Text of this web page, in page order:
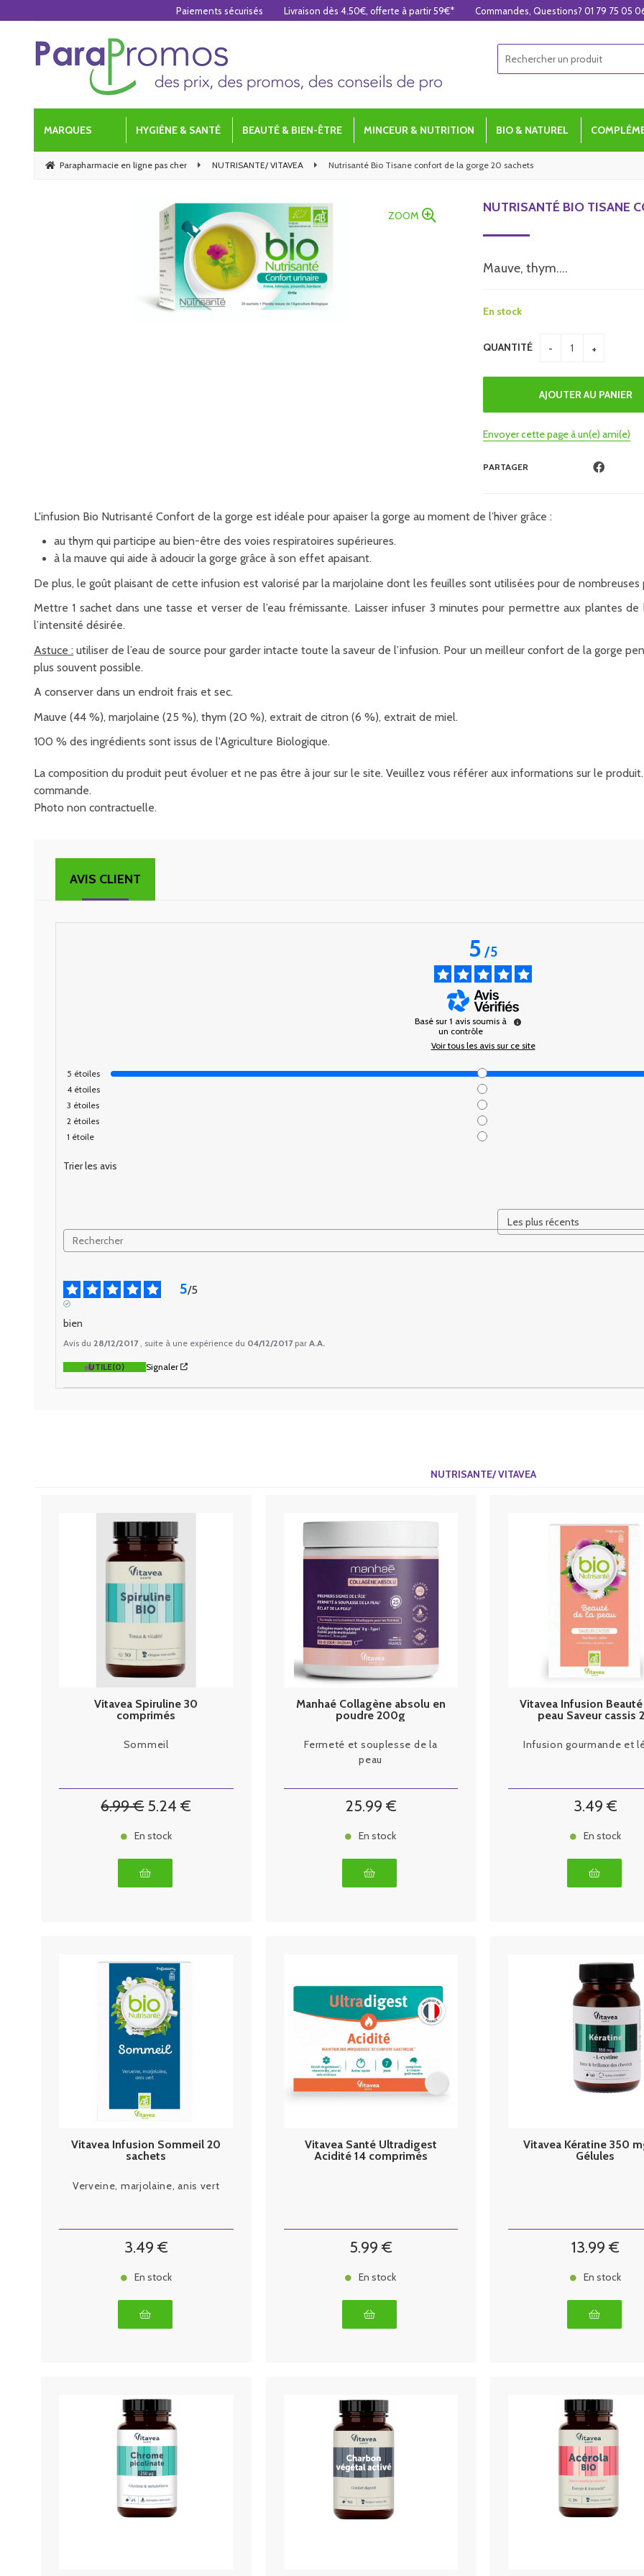
MARQUES HYGIÈNE & SANTÉ BEAUTÉ & BIEN-ÊTRE MINCEUR & NUTRITION BIO & NATUREL
Parapharmacie en ligne pas cher NUTRISANTE/ VITAVEA Nutrisanté Bio Tisane confort de la gorge 20 sachets
ZOOM
NUTRISANTÉ BIO TISANE
Mauve, thym....
En stock
QUANTITÉ
Envoyer cette page à un(e) ami(e)
PARTAGER
L'infusion Bio Nutrisanté Confort de la gorge est idéale pour apaiser la gorge au moment de l’hiver grâce :
au thym qui participe au bien-être des voies respiratoires supérieures.
à la mauve qui aide à adoucir la gorge grâce à son effet apaisant.
De plus, le goût plaisant de cette infusion est valorisé par la marjolaine dont les feuilles sont utilisées pour de nombreuses
Mettre 1 sachet dans une tasse et verser de l’eau frémissante. Laisser infuser 3 minutes pour permettre aux plantes
l’intensité désirée.
Astuce : utiliser de l’eau de source pour garder intacte toute la saveur de l’infusion. Pour un meilleur confort de la gorge
plus souvent possible.
A conserver dans un endroit frais et sec.
Mauve (44 %), marjolaine (25 %), thym (20 %), extrait de citron (6 %), extrait de miel.
100 % des ingrédients sont issus de l'Agriculture Biologique.
La composition du produit peut évoluer et ne pas être à jour sur le site. Veuillez vous référer aux informations sur le
commande.
Photo non contractuelle.
AVIS CLIENT
5/5
Basé sur 1 avis soumis à
un contrôle
Voir tous les avis sur ce site
5 étoiles
4 étoiles
3 étoiles
2 étoiles
1 étoile
Trier les avis
5/5
bien
Avis du 28/12/2017 , suite à une expérience du 04/12/2017 par A.A.
UTILE(0) Signaler
NUTRISANTE/ VITAVEA
Vitavea Spiruline 30
comprimés
Sommeil
6.99€ 5.24 €
En stock
Manhaé Collagène absolu en
poudre 200g
Fermeté et souplesse de la
peau
25.99 €
En stock
Vitavea Infusion
peau Saveur cassis
Infusion gourmande et
3.49 €
En stock
Vitavea Infusion Sommeil 20
sachets
Verveine, marjolaine, anis vert
3.49 €
En stock
Vitavea Santé Ultradigest
Acidité 14 comprimés
5.99 €
En stock
Vitavea Kératine 350
Gélules
13.99 €
En stock
Paiements sécurisés Livraison dès 4.50€, offerte à partir 59€* Commandes, Questions? 01 79 75 05